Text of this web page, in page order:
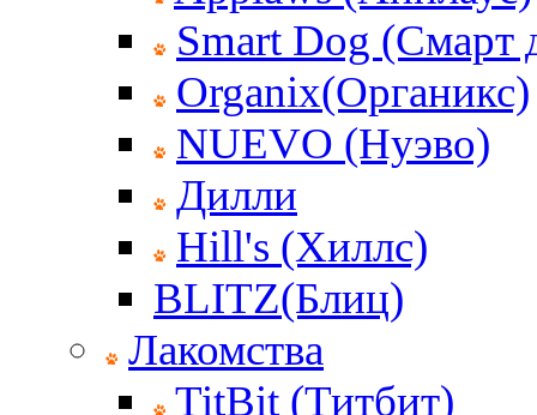
Smart Dog (Смарт
Organix(Органикс)
NUEVO (Нуэво)
Дилли
Hill's (Хиллс)
BLITZ(Блиц)
Лакомства
TitBit (Титбит)